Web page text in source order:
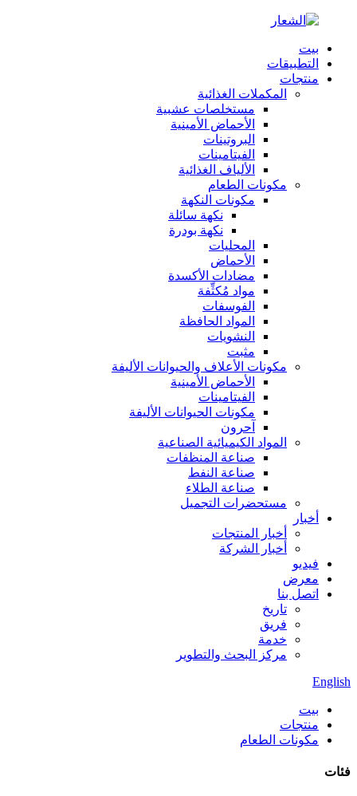
بيت
التطبيقات
منتجات
المكملات الغذائية
مستخلصات عشبية
الأحماض الأمينية
البروتينات
الفيتامينات
الألياف الغذائية
مكونات الطعام
مكونات النكهة
نكهة سائلة
نكهة بودرة
المحليات
الأحماض
مضادات الأكسدة
مواد مُكثِّفة
الفوسفات
المواد الحافظة
النشويات
مثبت
مكونات الأعلاف والحيوانات الأليفة
الأحماض الأمينية
الفيتامينات
مكونات الحيوانات الأليفة
آحرون
المواد الكيميائية الصناعية
صناعة المنظفات
صناعة النفط
صناعة الطلاء
مستحضرات التجميل
أخبار
أخبار المنتجات
أخبار الشركة
فيديو
معرض
اتصل بنا
تاريخ
فريق
خدمة
مركز البحث والتطوير
English
بيت
منتجات
مكونات الطعام
فئات